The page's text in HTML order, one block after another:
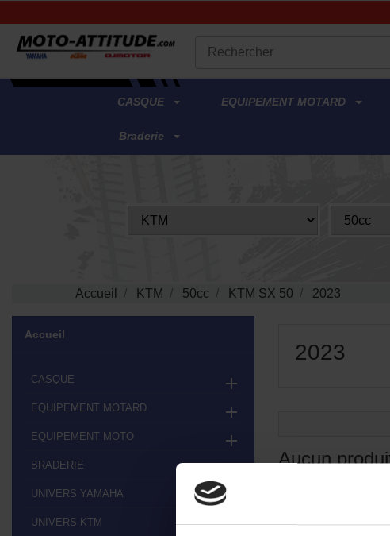
.
CASQUE EQUIPEMENT MOTARD
Braderie
Accueil KTM 50cc KTM SX 50 2023
Accueil
CASQUE 
EQUIPEMENT MOTARD 
EQUIPEMENT MOTO 
BRADERIE 
UNIVERS YAMAHA 
UNIVERS KTM 
2023
Aucun
Restez à l'écoute